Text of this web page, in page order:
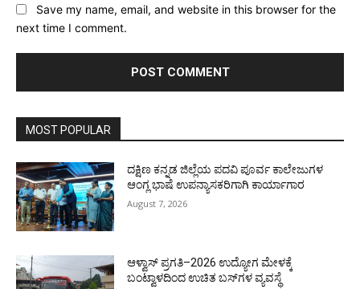
Save my name, email, and website in this browser for the
next time I comment.
MOST POPULAR
ದಕ್ಷಿಣ ಕನ್ನಡ ಜಿಲ್ಲೆಯ ಪದವಿ ಪೂರ್ವ ಕಾಲೇಜುಗಳ
ಆಂಗ್ಲ ಭಾಷೆ ಉಪನ್ಯಾಸಕರಿಗಾಗಿ ಕಾರ್ಯಾಗಾರ
August 7, 2026
ಆಳ್ವಾಸ್ ಪ್ರಗತಿ–2026 ಉದ್ಯೋಗ ಮೇಳಕ್ಕೆ
ಬಂಟ್ವಾಳದಿಂದ ಉಚಿತ ಬಸ್‌ಗಳ ವ್ಯವಸ್ಥೆ